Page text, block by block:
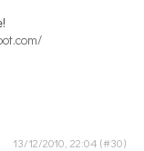
13/12/2010, 22:04